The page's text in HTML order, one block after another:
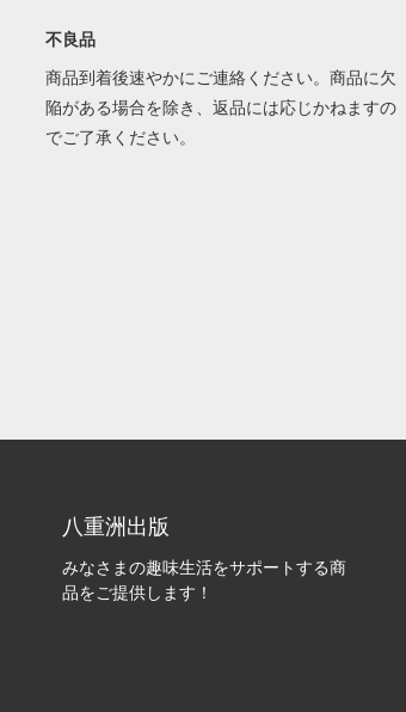
不良品
商品到着後速やかにご連絡ください。商品に欠
陥がある場合を除き、返品には応じかねますの
でご了承ください。
八重洲出版
みなさまの趣味生活をサポートする商
品をご提供します！